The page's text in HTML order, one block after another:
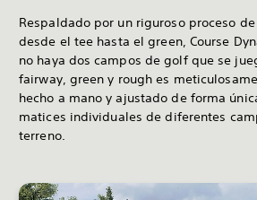
Respaldado por un riguroso proceso
desde el tee hasta el green, Course
no haya dos campos de golf que se
fairway, green y rough es
hecho a mano y ajustado de forma
matices individuales de diferentes
terreno.